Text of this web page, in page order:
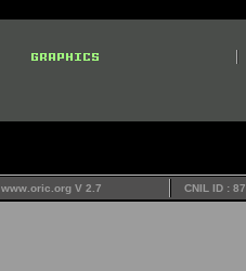
www.oric.org V 2.7 CNIL ID :